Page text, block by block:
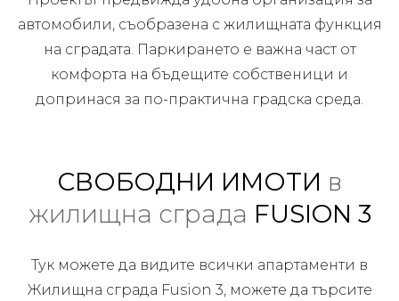
автомобили, съобразена с жилищната функция
на сградата. Паркирането е важна част от
комфорта на бъдещите собственици и
допринася за по-практична градска среда.
СВОБОДНИ ИМОТИ в
жилищна сграда FUSION 3
Тук можете да видите всички апартаменти в
Жилищна сграда Fusion 3, можете да търсите